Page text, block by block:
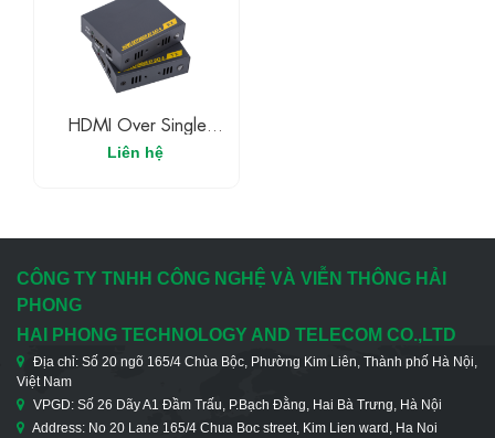
HDMI Over Single
CAT6 Extender
Liên hệ
CÔNG TY TNHH CÔNG NGHỆ VÀ VIỄN THÔNG HẢI
PHONG
HAI PHONG TECHNOLOGY AND TELECOM CO.,LTD
Địa chỉ: Số 20 ngõ 165/4 Chùa Bộc, Phường Kim Liên, Thành phố Hà Nội,
Việt Nam
VPGD: Số 26 Dãy A1 Đầm Trấu, P.Bạch Đằng, Hai Bà Trưng, Hà Nội
Address: No 20 Lane 165/4 Chua Boc street, Kim Lien ward, Ha Noi